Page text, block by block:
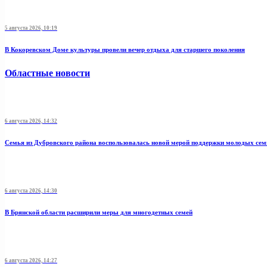
5 августа 2026, 10:19
В Кокоревском Доме культуры провели вечер отдыха для старшего поколения
Областные новости
6 августа 2026, 14:32
Семья из Дубровского района воспользовалась новой мерой поддержки молодых
6 августа 2026, 14:30
В Брянской области расширили меры для многодетных семей
6 августа 2026, 14:27